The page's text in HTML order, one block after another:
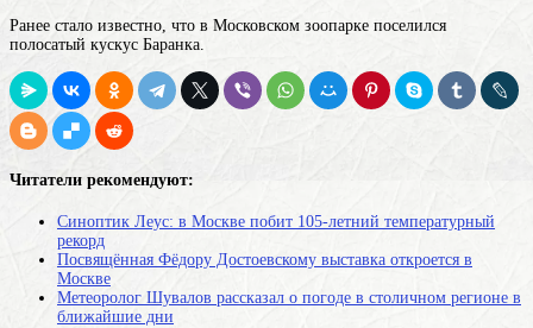
Ранее стало известно, что в Московском зоопарке поселился
полосатый кускус Баранка.
Читатели рекомендуют:
Синоптик Леус: в Москве побит 105-летний температурный
рекорд
Посвящённая Фёдору Достоевскому выставка откроется в
Москве
Метеоролог Шувалов рассказал о погоде в столичном регионе в
ближайшие дни